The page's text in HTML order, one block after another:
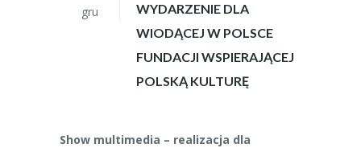
gru
WYDARZENIE DLA
WIODĄCEJ W POLSCE
FUNDACJI WSPIERAJĄCEJ
POLSKĄ KULTURĘ
Show multimedia – realizacja dla